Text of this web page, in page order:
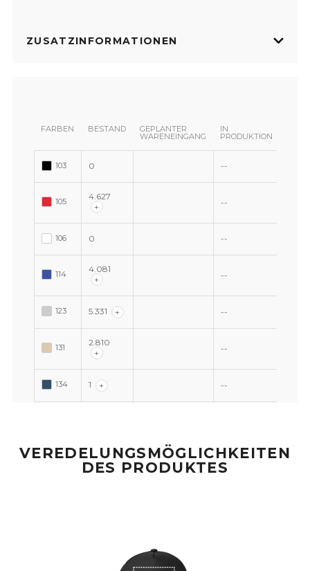
ZUSATZINFORMATIONEN
FARBEN BESTAND GEPLANTER
WARENEINGANG
IN
PRODUKTION
103 0 --
105
4.627
+
--
106 0 --
114
4.081
+
--
123 5.331 + --
131
2.810
+
--
134 1 + --
VEREDELUNGSMÖGLICHKEITEN
DES PRODUKTES